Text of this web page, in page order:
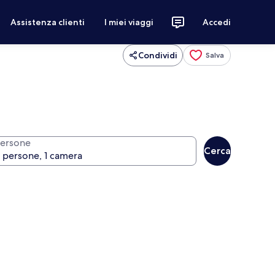
Assistenza clienti I miei viaggi Accedi
Condividi Salva
Cerca